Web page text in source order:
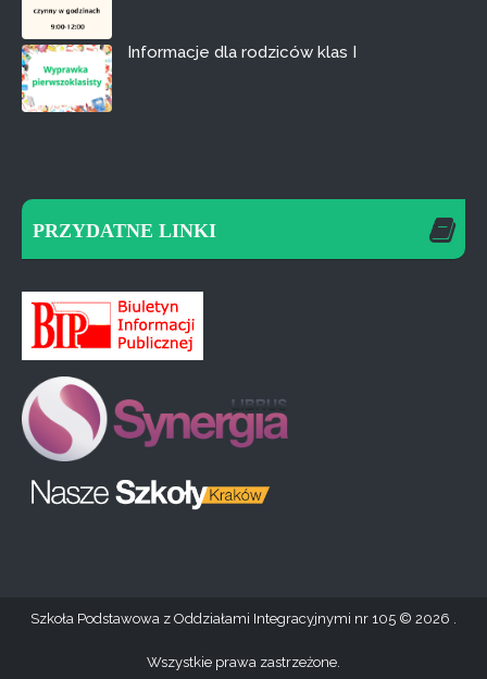
Informacje dla rodziców klas I
PRZYDATNE LINKI
Szkoła Podstawowa z Oddziałami Integracyjnymi nr 105 2026 .
Wszystkie prawa zastrzeżone.